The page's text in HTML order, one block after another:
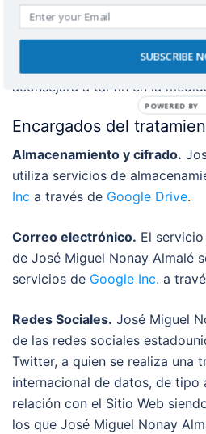
de protección de datos del
supeditado a la modificación
este, José Miguel Nonay
aconsejará a tal fin en la
Encargados del
Almacenamiento y cifrado.
utiliza servicios de
Inc a través de Google Drive.
Correo electrónico. El
de José Miguel Nonay Almalé
servicios de Google Inc. a
Redes Sociales. José Miguel
de las redes sociales
Twitter, a quien se realiza una
internacional de datos, de tipo
relación con el Sitio Web
los que José Miguel Nonay
SUBSCRIBE